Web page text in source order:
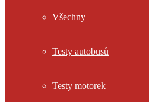
Všechny
Testy autobusů
Testy motorek